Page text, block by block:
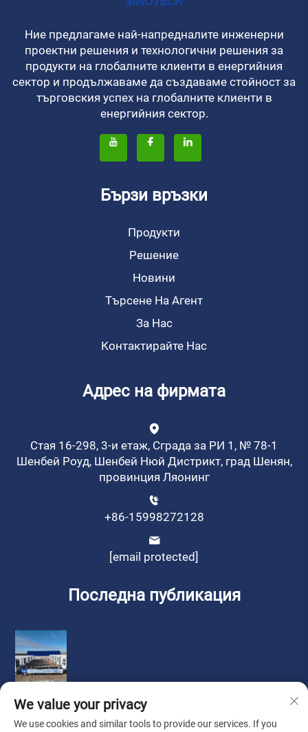
Ние предлагаме най-напредналите инженерни
проектни решения и технологични решения за
продукти на глобалните клиенти в енергийния
сектор и продължаваме да създаваме стойност за
търговския успех на глобалните клиенти в
енергийния сектор.
Бързи връзки
Продукти
Решение
Новини
Търсене На Агент
За Нас
Контактирайте Нас
Адрес на фирмата
Стая 16-298, 3-и етаж, Сграда за РИ 1, № 78-1
Шенбей Роуд, Шенбей Нюй Дистрикт, град Шенян,
провинция Ляонинг
+86-15998272128
[email protected]
Последна публикация
We value your privacy
We use cookies and similar tools to provide our services. If you